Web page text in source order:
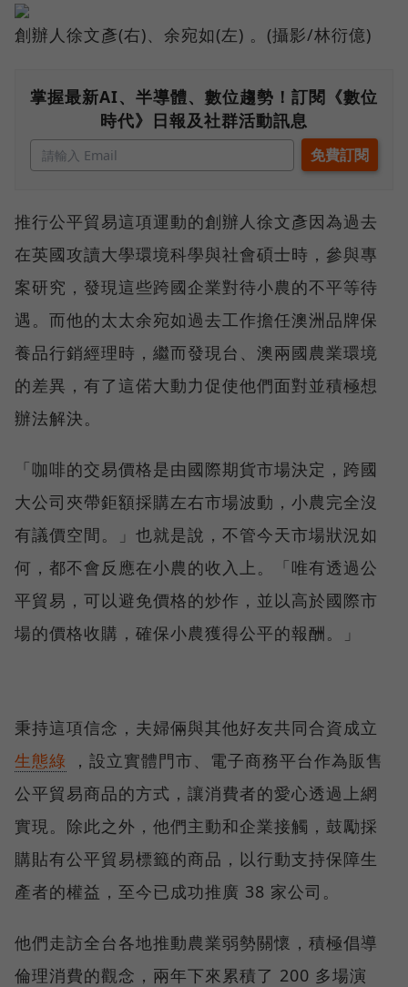
創辦人徐文彥(右)、余宛如(左) 。(攝影/林衍億)
掌握最新AI、半導體、數位趨勢！訂閱《數位
時代》日報及社群活動訊息
推行公平貿易這項運動的創辦人徐文彥因為過去
在英國攻讀大學環境科學與社會碩士時，參與專
案研究，發現這些跨國企業對待小農的不平等待
遇。而他的太太余宛如過去工作擔任澳洲品牌保
養品行銷經理時，繼而發現台、澳兩國農業環境
的差異，有了這偌大動力促使他們面對並積極想
辦法解決。
「咖啡的交易價格是由國際期貨市場決定，跨國
大公司夾帶鉅額採購左右市場波動，小農完全沒
有議價空間。」也就是說，不管今天市場狀況如
何，都不會反應在小農的收入上。「唯有透過公
平貿易，可以避免價格的炒作，並以高於國際市
場的價格收購，確保小農獲得公平的報酬。」
秉持這項信念，夫婦倆與其他好友共同合資成立
生態綠 ，設立實體門市、電子商務平台作為販售
公平貿易商品的方式，讓消費者的愛心透過上網
實現。除此之外，他們主動和企業接觸，鼓勵採
購貼有公平貿易標籤的商品，以行動支持保障生
產者的權益，至今已成功推廣 38 家公司。
他們走訪全台各地推動農業弱勢關懷，積極倡導
倫理消費的觀念，兩年下來累積了 200 多場演